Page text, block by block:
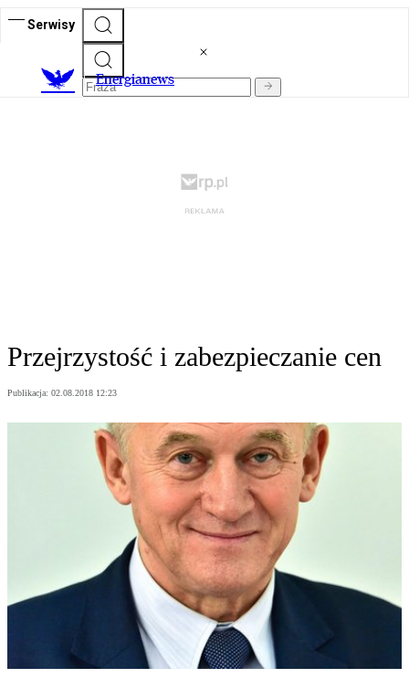
Serwisy
Energianews
Przejrzystość i zabezpieczanie cen
Publikacja: 02.08.2018 12:23